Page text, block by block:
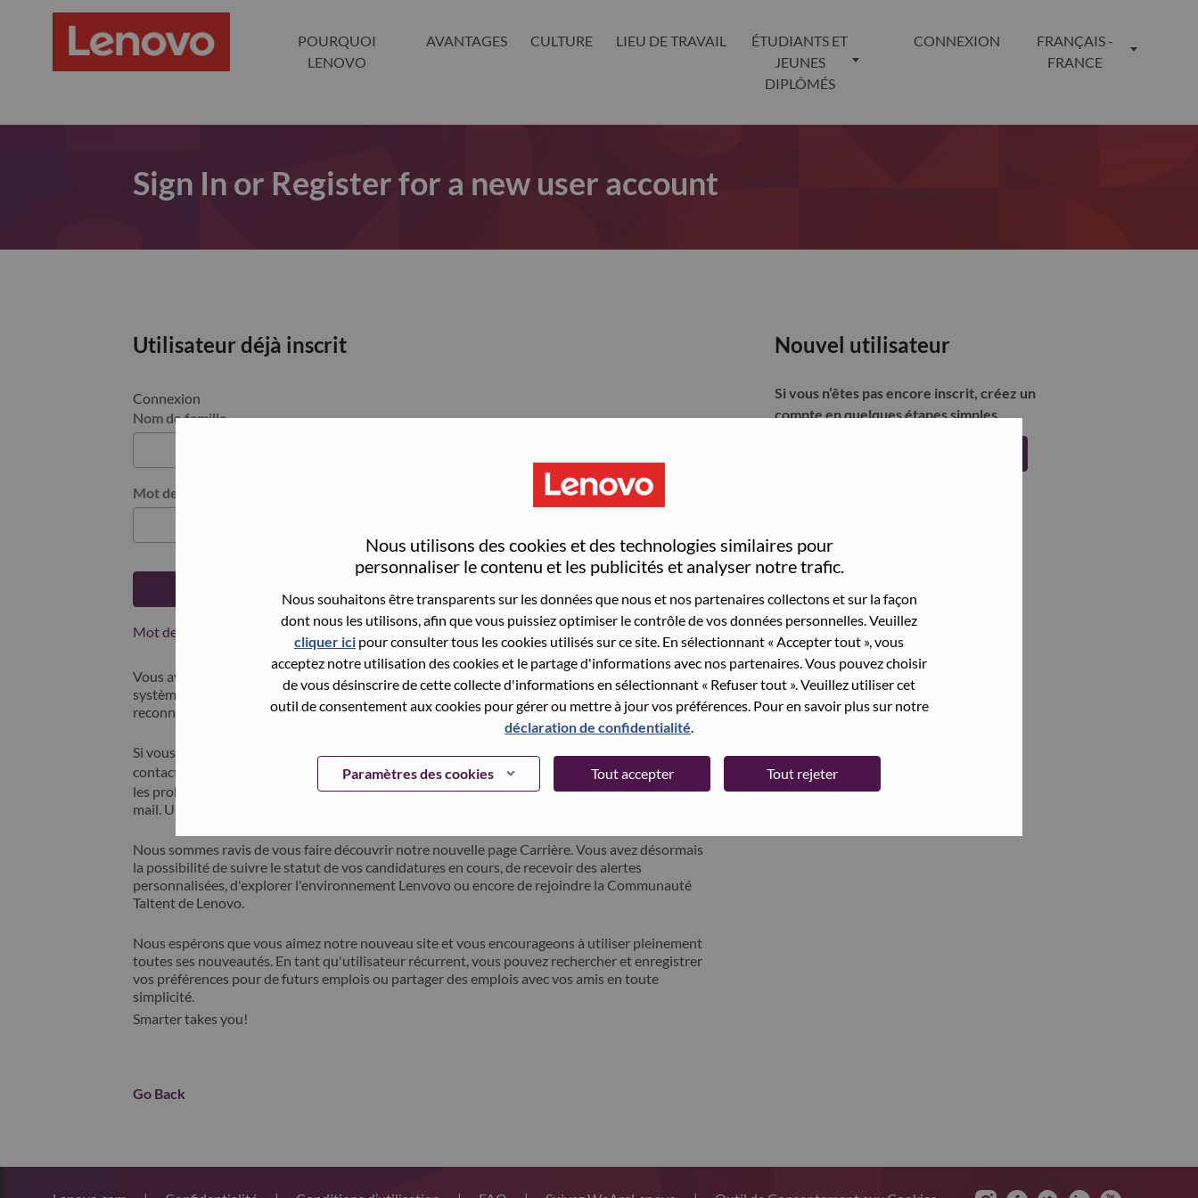
Nous utilisons des cookies et des technologies similaires pour
personnaliser le contenu et les publicités et analyser notre trafic.
Nous souhaitons être transparents sur les données que nous et nos partenaires collectons et sur la façon
dont nous les utilisons, afin que vous puissiez optimiser le contrôle de vos données personnelles. Veuillez
cliquer ici pour consulter tous les cookies utilisés sur ce site. En sélectionnant « Accepter tout », vous
acceptez notre utilisation des cookies et le partage d'informations avec nos partenaires. Vous pouvez choisir
de vous désinscrire de cette collecte d'informations en sélectionnant « Refuser tout ». Veuillez utiliser cet
outil de consentement aux cookies pour gérer ou mettre à jour vos préférences. Pour en savoir plus sur notre
déclaration de confidentialité.
Paramètres des cookies Tout accepter Tout rejeter
POURQUOI
LENOVO
AVANTAGES CULTURE LIEU DE TRAVAIL
ÉTUDIANTS ET
JEUNES
DIPLÔMÉS
CONNEXION
FRANÇAIS -
FRANCE
Sign In or Register for a new user account
Utilisateur déjà inscrit
Connexion
Nom de famille
Mot de passe
Mot de passe oublié ?
Vous avez postulé récemment ? Nous avons sauvegardé votre adresse email dans nos
systèmes; sélectionner "mot de passe oublié" pour réinitialiser votre compte et vous
reconnecter.
Si vous rencontrez des difficultés pour vous connecter ou pour vous inscrire, merci de
contacter nos équipes RH à l'adresse suivante:hrsupport@lenovo.com
et de décrire en anglais
les problèmes que vous rencontrez. Merci d'inclure "applicant Login Issue" dans l'objet du
mail. Un membre de notre équipe prendra contact avec vous pour résoudre votre problème.
Nous sommes ravis de vous faire découvrir notre nouvelle page Carrière. Vous avez désormais
la possibilité de suivre le statut de vos candidatures en cours, de recevoir des alertes
personnalisées, d'explorer l'environnement Lenvovo ou encore de rejoindre la Communauté
Taltent de Lenovo.
Nous espérons que vous aimez notre nouveau site et vous encourageons à utiliser pleinement
toutes ses nouveautés. En tant qu'utilisateur récurrent, vous pouvez rechercher et enregistrer
vos préférences pour de futurs emplois ou partager des emplois avec vos amis en toute
simplicité.
Smarter takes you!
Nouvel utilisateur
Si vous n’êtes pas encore inscrit, créez un
compte en quelques étapes simples.
Go Back